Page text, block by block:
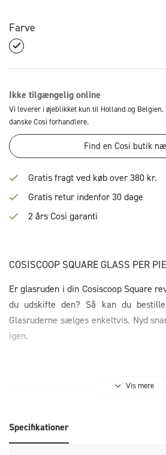
Farve
Ikke tilgængelig online
Vi leverer i øjeblikket kun til Holland og
danske Cosi forhandlere.
Find en Cosi butik
Gratis fragt ved køb over 380 kr.
Gratis retur indenfor 30 dage
2 års Cosi garanti
COSISCOOP SQUARE GLASS PER
Er glasruden i din Cosiscoop Square
du udskifte den? Så kan du
Glasruderne sælges enkeltvis. Nyd
igen.
Vis mere
Specifikationer